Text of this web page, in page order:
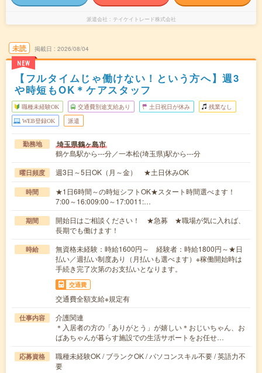
派遣会社 テイケイトレード株式会社
未読
NEW
掲載日 2026/08/04
【フルタイムじゃ働けない！という方へ】週3
や時短もOK＊ケアスタッフ
職種未経験OK 交通費別途支給あり 土日祝日が休み 残業なし
WEB登録OK 派遣
勤務地 埼玉県鶴ヶ島市
鶴ケ島駅から---分／一本松(埼玉県)駅から---分
曜日頻度 週3日～5日OK（月～金） ★土日休みOK
時間
★1日6時間～の時短シフトOK★スタート時間選べます！
7:00～16:009:00～17:0011:…
期間
開始日はご相談ください！ ★急募 ★職場が気に入れば、
長期でも働けます！
時給
無資格未経験：時給1600円～ 経験者：時給1800円～★日
払い／週払い制度あり（月払いも選べます）※稼働開始時は
手続き完了次第のお支払いとなります。
交通費
交通費全額支給※規定有
仕事内容
介護関連
＊入居者の方の「ありがとう」が嬉しい＊おじいちゃん、お
ばあちゃんが暮らす施設での生活サポートをお任せ…
応募資格
職種未経験OK / ブランクOK / パソコンスキル不要 / 英語力不
要